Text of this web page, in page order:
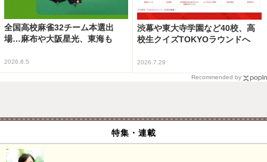
全国高校麻雀32チーム本選出
場…麻布や大阪星光、東海も
2026.8.5
渋幕や東大寺学園など40校、高
校生クイズTOKYOラウンドへ
2026.7.29
Recommended by
特集・連載